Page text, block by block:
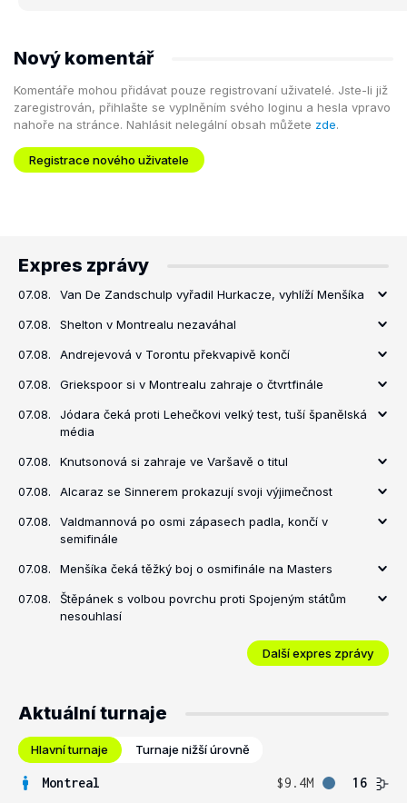
Nový komentář
Komentáře mohou přidávat pouze registrovaní uživatelé. Jste-li již
zaregistrován, přihlašte se vyplněním svého loginu a hesla vpravo
nahoře na stránce. Nahlásit nelegální obsah můžete zde.
Registrace nového uživatele
Expres zprávy
07.08. Van De Zandschulp vyřadil Hurkacze, vyhlíží Menšíka
07.08. Shelton v Montrealu nezaváhal
07.08. Andrejevová v Torontu překvapivě končí
07.08. Griekspoor si v Montrealu zahraje o čtvrtfinále
07.08.
Jódara čeká proti Lehečkovi velký test, tuší španělská
média
07.08. Knutsonová si zahraje ve Varšavě o titul
07.08. Alcaraz se Sinnerem prokazují svoji výjimečnost
07.08.
Valdmannová po osmi zápasech padla, končí v
semifinále
07.08. Menšíka čeká těžký boj o osmifinále na Masters
07.08.
Štěpánek s volbou povrchu proti Spojeným státům
nesouhlasí
Další expres zprávy
Aktuální turnaje
Hlavní turnaje Turnaje nižší úrovně
Montreal $9.4M
16